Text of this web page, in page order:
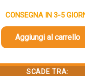
CONSEGNA IN 3-5
Aggiungi al carrello
SCADE TRA: